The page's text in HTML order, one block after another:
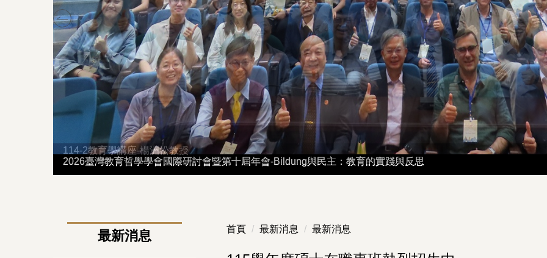
2026臺灣教育哲學學會國際研討會暨第十屆年會-Bildung與民主：教育的實踐與反思
2026臺灣教育哲學學會國際研討會暨第十屆年會-Bildung與民主：教育的實踐與反思
最新消息 首頁 最新消息 最新消息